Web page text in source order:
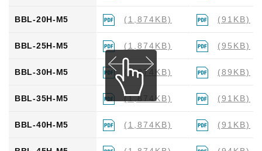
BB-40H-M6 (1,874KB) (94KB)
BB-45H-M6 (1,874KB) (92KB)
BBL-20H-M5 (1,874KB) (91KB)
BBL-25H-M5 (1,874KB) (95KB)
BBL-30H-M5 (1,874KB) (89KB)
BBL-35H-M5 (1,874KB) (91KB)
BBL-40H-M5 (1,874KB) (91KB)